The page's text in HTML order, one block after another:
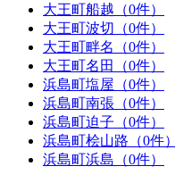
大王町船越（0件）
大王町波切（0件）
大王町畔名（0件）
大王町名田（0件）
浜島町塩屋（0件）
浜島町南張（0件）
浜島町迫子（0件）
浜島町桧山路（0件）
浜島町浜島（0件）